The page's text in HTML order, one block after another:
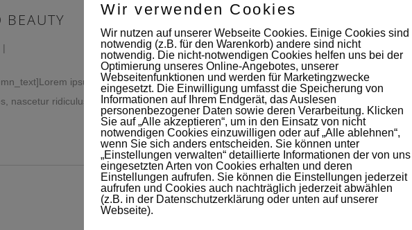
BEAUTY
ipsum dolor sit amet, consec tetuer adipiscing elit. Aenean commodo ligula
nascetur ridiculus mus. Donec quam felis, ultricies. Lorem ipsum dolor sit amet,
Wir verwenden Cookies
Wir nutzen auf unserer Webseite Cookies. Einige Cookies sind
notwendig (z.B. für den Warenkorb) andere sind nicht
notwendig. Die nicht-notwendigen Cookies helfen uns bei der
Optimierung unseres Online-Angebotes, unserer
Webseitenfunktionen und werden für Marketingzwecke
eingesetzt. Die Einwilligung umfasst die Speicherung von
Informationen auf Ihrem Endgerät, das Auslesen
personenbezogener Daten sowie deren Verarbeitung. Klicken
Sie auf „Alle akzeptieren“, um in den Einsatz von nicht
notwendigen Cookies einzuwilligen oder auf „Alle ablehnen“,
wenn Sie sich anders entscheiden. Sie können unter
„Einstellungen verwalten“ detaillierte Informationen der von uns
eingesetzten Arten von Cookies erhalten und deren
Einstellungen aufrufen. Sie können die Einstellungen jederzeit
aufrufen und Cookies auch nachträglich jederzeit abwählen
(z.B. in der Datenschutzerklärung oder unten auf unserer
Webseite).